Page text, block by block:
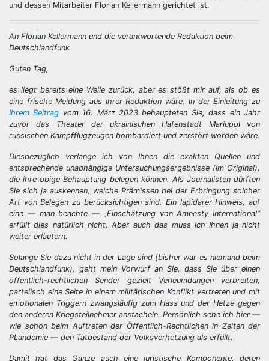
und dessen Mitarbeiter Florian Kellermann gerichtet ist.
An Florian Kellermann und die verantwortende Redaktion beim
Deutschlandfunk
Guten Tag,
es liegt bereits eine Weile zurück, aber es stößt mir auf, als ob es
eine frische Meldung aus Ihrer Redaktion wäre. In der Einleitung zu
Ihrem Beitrag vom 16. März 2023 behaupteten Sie, dass ein Jahr
zuvor das Theater der ukrainischen Hafenstadt Mariupol von
russischen Kampfflugzeugen bombardiert und zerstört worden wäre.
Diesbezüglich verlange ich von Ihnen die exakten Quellen und
entsprechende unabhängige Untersuchungsergebnisse (im Original),
die ihre obige Behauptung belegen können. Als Journalisten dürften
Sie sich ja auskennen, welche Prämissen bei der Erbringung solcher
Art von Belegen zu berücksichtigen sind. Ein lapidarer Hinweis, auf
eine — man beachte — „Einschätzung von Amnesty International“
erfüllt dies natürlich nicht. Aber auch das muss ich Ihnen ja nicht
weiter erläutern.
Solange Sie dazu nicht in der Lage sind (bisher war es niemand beim
Deutschlandfunk), geht mein Vorwurf an Sie, dass Sie über einen
öffentlich-rechtlichen Sender gezielt Verleumdungen verbreiten,
parteiisch eine Seite in einem militärischen Konflikt vertreten und mit
emotionalen Triggern zwangsläufig zum Hass und der Hetze gegen
den anderen Kriegsteilnehmer anstacheln. Persönlich sehe ich hier —
wie schon beim Auftreten der Öffentlich-Rechtlichen in Zeiten der
PLandemie — den Tatbestand der Volksverhetzung als erfüllt.
Damit hat das Ganze auch eine juristische Komponente, deren